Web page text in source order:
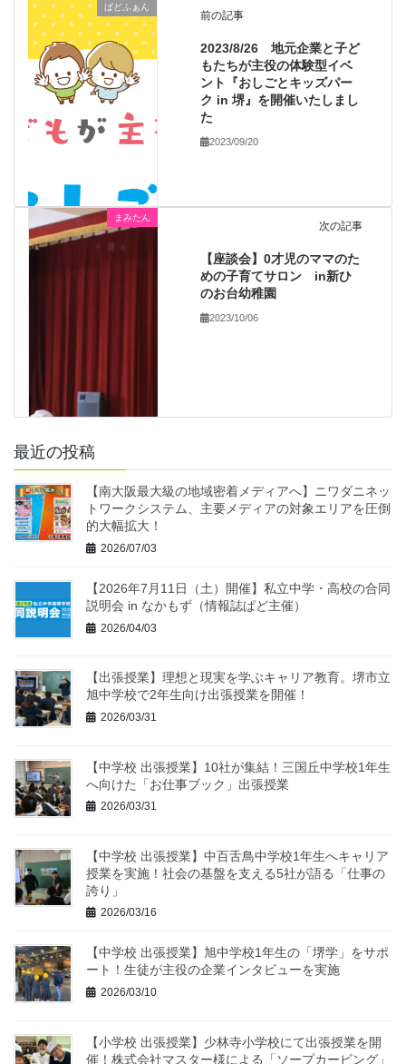
ぱどふぁん
前の記事
2023/8/26 地元企業と子ど
もたちが主役の体験型イベ
ント『おしごとキッズパー
ク in 堺』を開催いたしまし
た
2023/09/20
まみたん
次の記事
【座談会】0才児のママのた
めの子育てサロン in新ひ
のお台幼稚園
2023/10/06
最近の投稿
【南大阪最大級の地域密着メディアへ】ニワダニネッ
トワークシステム、主要メディアの対象エリアを圧倒
的大幅拡大！
2026/07/03
【2026年7月11日（土）開催】私立中学・高校の合同
説明会 in なかもず（情報誌ぱど主催）
2026/04/03
【出張授業】理想と現実を学ぶキャリア教育。堺市立
旭中学校で2年生向け出張授業を開催！
2026/03/31
【中学校 出張授業】10社が集結！三国丘中学校1年生
へ向けた「お仕事ブック」出張授業
2026/03/31
【中学校 出張授業】中百舌鳥中学校1年生へキャリア
授業を実施！社会の基盤を支える5社が語る「仕事の
誇り」
2026/03/16
【中学校 出張授業】旭中学校1年生の「堺学」をサポ
ート！生徒が主役の企業インタビューを実施
2026/03/10
【小学校 出張授業】少林寺小学校にて出張授業を開
催！株式会社マスター様による「ソープカービング」